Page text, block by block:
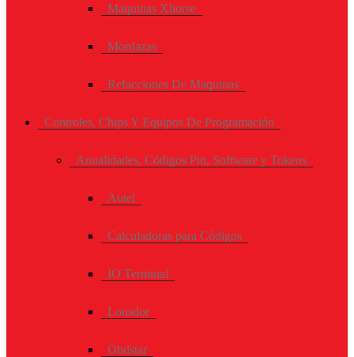
Maquinas Xhorse
Mordazas
Refacciones De Maquinas
Controles, Chips Y Equipos De Programación
Anualidades, Códigos Pin, Software y Tokens
Autel
Calculadoras para Códigos
IO Terminal
Lonsdor
Obdstar